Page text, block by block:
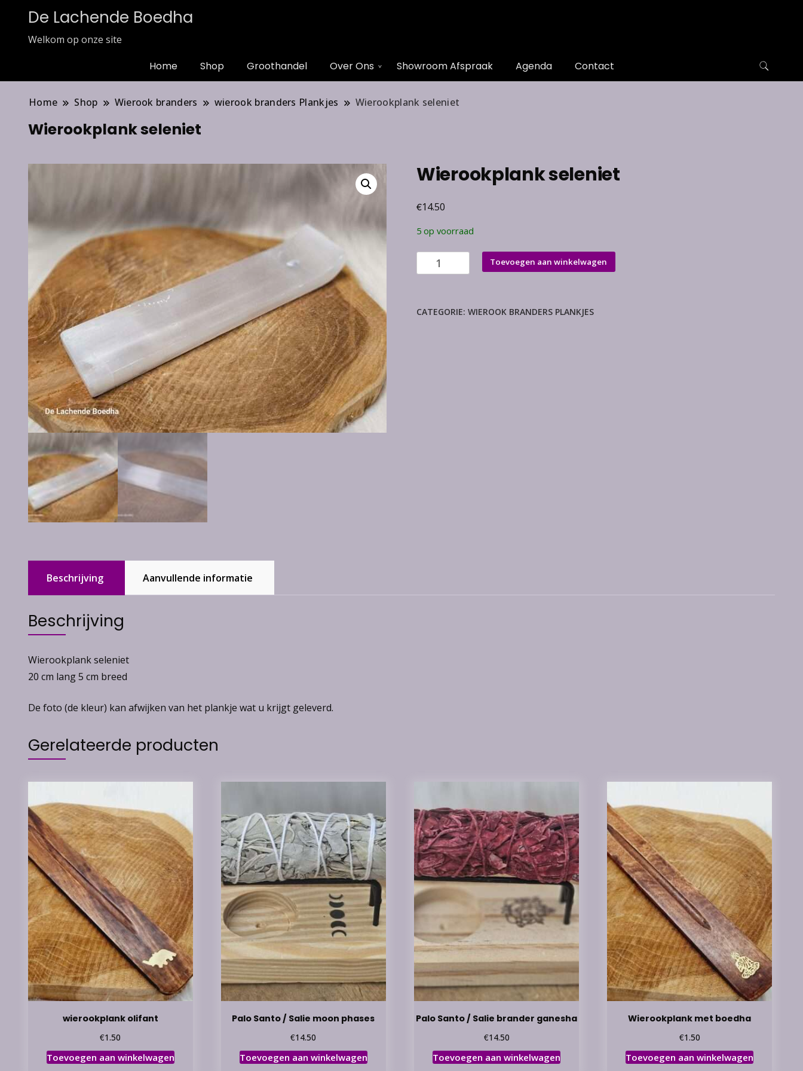
De Lachende Boedha
Welkom op onze site
Home Shop Groothandel Over Ons Showroom Afspraak Agenda Contact
Home Shop Wierook branders wierook branders Plankjes Wierookplank seleniet
Wierookplank seleniet
Wierookplank seleniet
€14.50
5 op voorraad
Wierookplank
seleniet
Toevoegen aan winkelwagen
CATEGORIE: WIEROOK BRANDERS PLANKJES
Beschrijving Aanvullende informatie
Beschrijving
Wierookplank seleniet
20 cm lang 5 cm breed
De foto (de kleur) kan afwijken van het plankje wat u krijgt geleverd.
Gerelateerde producten
wierookplank olifant
€1.50
Toevoegen aan winkelwagen
Palo Santo / Salie moon phases
€14.50
Toevoegen aan winkelwagen
Palo Santo / Salie brander ganesha
€14.50
Toevoegen aan winkelwagen
Wierookplank met boedha
€1.50
Toevoegen aan winkelwagen